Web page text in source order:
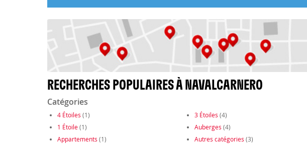
RECHERCHES POPULAIRES À NAVALCARNERO
Catégories
4 Étoiles (1) 3 Étoiles (4)
1 Étoile(1) Auberges (4)
Appartements (1) Autres catégories (3)